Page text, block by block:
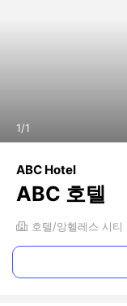
1/1
ABC Hotel
ABC 호텔
호텔 앙헬레스 시티